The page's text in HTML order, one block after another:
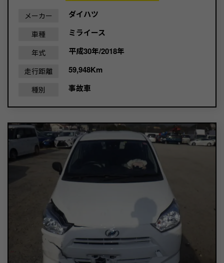
メーカー ダイハツ
車種 ミライース
年式 平成30年/2018年
走行距離 59,948Km
種別 事故車